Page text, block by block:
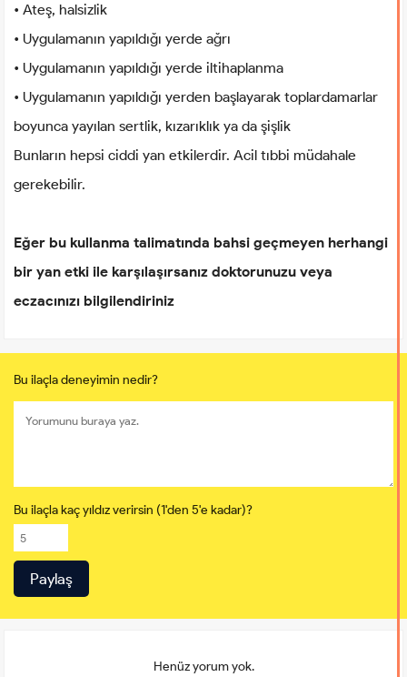
• Ateş, halsizlik
• Uygulamanın yapıldığı yerde ağrı
• Uygulamanın yapıldığı yerde iltihaplanma
• Uygulamanın yapıldığı yerden başlayarak toplardamarlar
boyunca yayılan sertlik, kızarıklık ya da şişlik
Bunların hepsi ciddi yan etkilerdir. Acil tıbbi müdahale
gerekebilir.
Eğer bu kullanma talimatında bahsi geçmeyen herhangi
bir yan etki ile karşılaşırsanız doktorunuzu veya
eczacınızı bilgilendiriniz
Bu ilaçla deneyimin nedir?
Bu ilaçla kaç yıldız verirsin (1'den 5'e kadar)?
Henüz yorum yok.